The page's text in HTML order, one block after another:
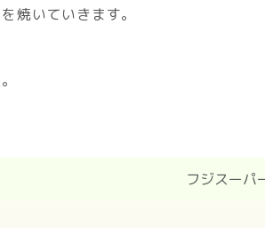
焼いていきます。
フジスーパ